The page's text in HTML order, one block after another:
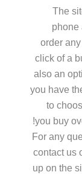
The
phone
order
click of a
also an
you have
to
you buy
For any
contact us
up on the